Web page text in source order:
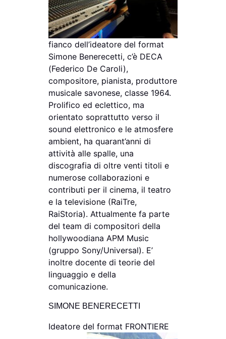
fianco dell’ideatore del format
Simone Benerecetti, c’è DECA
(Federico De Caroli),
compositore, pianista, produttore
musicale savonese, classe 1964.
Prolifico ed eclettico, ma
orientato soprattutto verso il
sound elettronico e le atmosfere
ambient, ha quarant’anni di
attività alle spalle, una
discografia di oltre venti titoli e
numerose collaborazioni e
contributi per il cinema, il teatro
e la televisione (RaiTre,
RaiStoria). Attualmente fa parte
del team di compositori della
hollywoodiana APM Music
(gruppo Sony/Universal). E’
inoltre docente di teorie del
linguaggio e della
comunicazione.
SIMONE BENERECETTI
Ideatore del format FRONTIERE